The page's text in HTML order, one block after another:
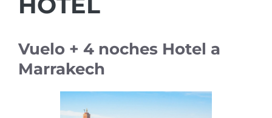
Vuelo + 4 noches Hotel a
Marrakech